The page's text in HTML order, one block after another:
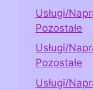
Usługi/
Pozostałe
Usługi/
Pozostałe
Usługi/